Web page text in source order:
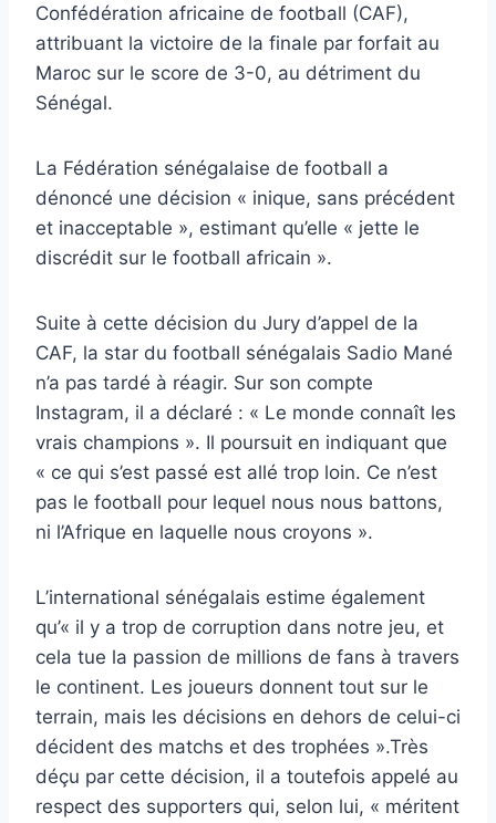
Confédération africaine de football (CAF),
attribuant la victoire de la finale par forfait au
Maroc sur le score de 3-0, au détriment du
Sénégal.
La Fédération sénégalaise de football a
dénoncé une décision « inique, sans précédent
et inacceptable », estimant qu’elle « jette le
discrédit sur le football africain ».
Suite à cette décision du Jury d’appel de la
CAF, la star du football sénégalais Sadio Mané
n’a pas tardé à réagir. Sur son compte
Instagram, il a déclaré : « Le monde connaît les
vrais champions ». Il poursuit en indiquant que
« ce qui s’est passé est allé trop loin. Ce n’est
pas le football pour lequel nous nous battons,
ni l’Afrique en laquelle nous croyons ».
L’international sénégalais estime également
qu’« il y a trop de corruption dans notre jeu, et
cela tue la passion de millions de fans à travers
le continent. Les joueurs donnent tout sur le
terrain, mais les décisions en dehors de celui-ci
décident des matchs et des trophées ».Très
déçu par cette décision, il a toutefois appelé au
respect des supporters qui, selon lui, « méritent